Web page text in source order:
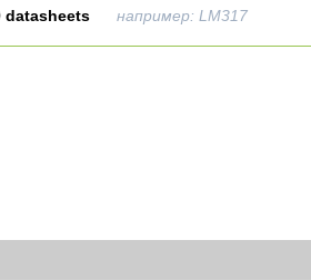
datasheets например: LM317